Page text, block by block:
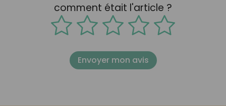
comment était l'article ?
Envoyer mon avis